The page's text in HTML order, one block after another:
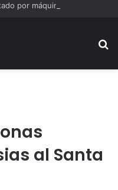
por máquinas
al Santa